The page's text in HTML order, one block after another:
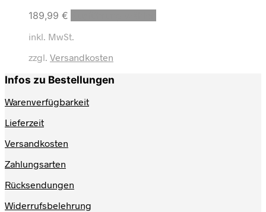
189,99 €
inkl. MwSt.
zzgl. Versandkosten
Infos zu Bestellungen
Warenverfügbarkeit
Lieferzeit
Versandkosten
Zahlungsarten
Rücksendungen
Widerrufsbelehrung